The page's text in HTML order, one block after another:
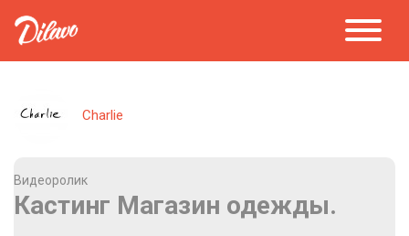
Charlie
Видеоролик
Кастинг Магазин одежды.